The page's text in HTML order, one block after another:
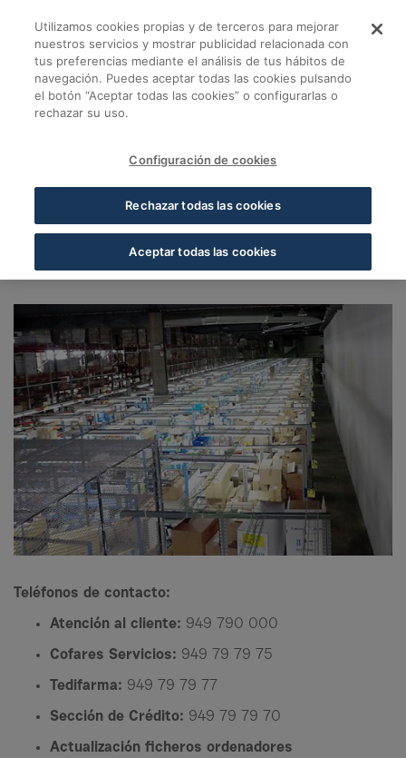
Almacén Tenerife -
Volver a Almacenes Cofares
Tenerife (El Chorrillo -
El Rosario)
38108, El Chorrillo - El Rosario, Santa Cruz de
Tenerife
Teléfonos de contacto:
Atención al cliente: 949 790 000
Cofares Servicios: 949 79 79 75
Tedifarma: 949 79 79 77
Sección de Crédito: 949 79 79 70
Actualización ficheros ordenadores
Utilizamos cookies propias y de terceros para mejorar
nuestros servicios y mostrar publicidad relacionada con
tus preferencias mediante el análisis de tus hábitos de
navegación. Puedes aceptar todas las cookies pulsando
el botón “Aceptar todas las cookies” o configurarlas o
rechazar su uso.
Configuración de cookies
Rechazar todas las cookies
Aceptar todas las cookies